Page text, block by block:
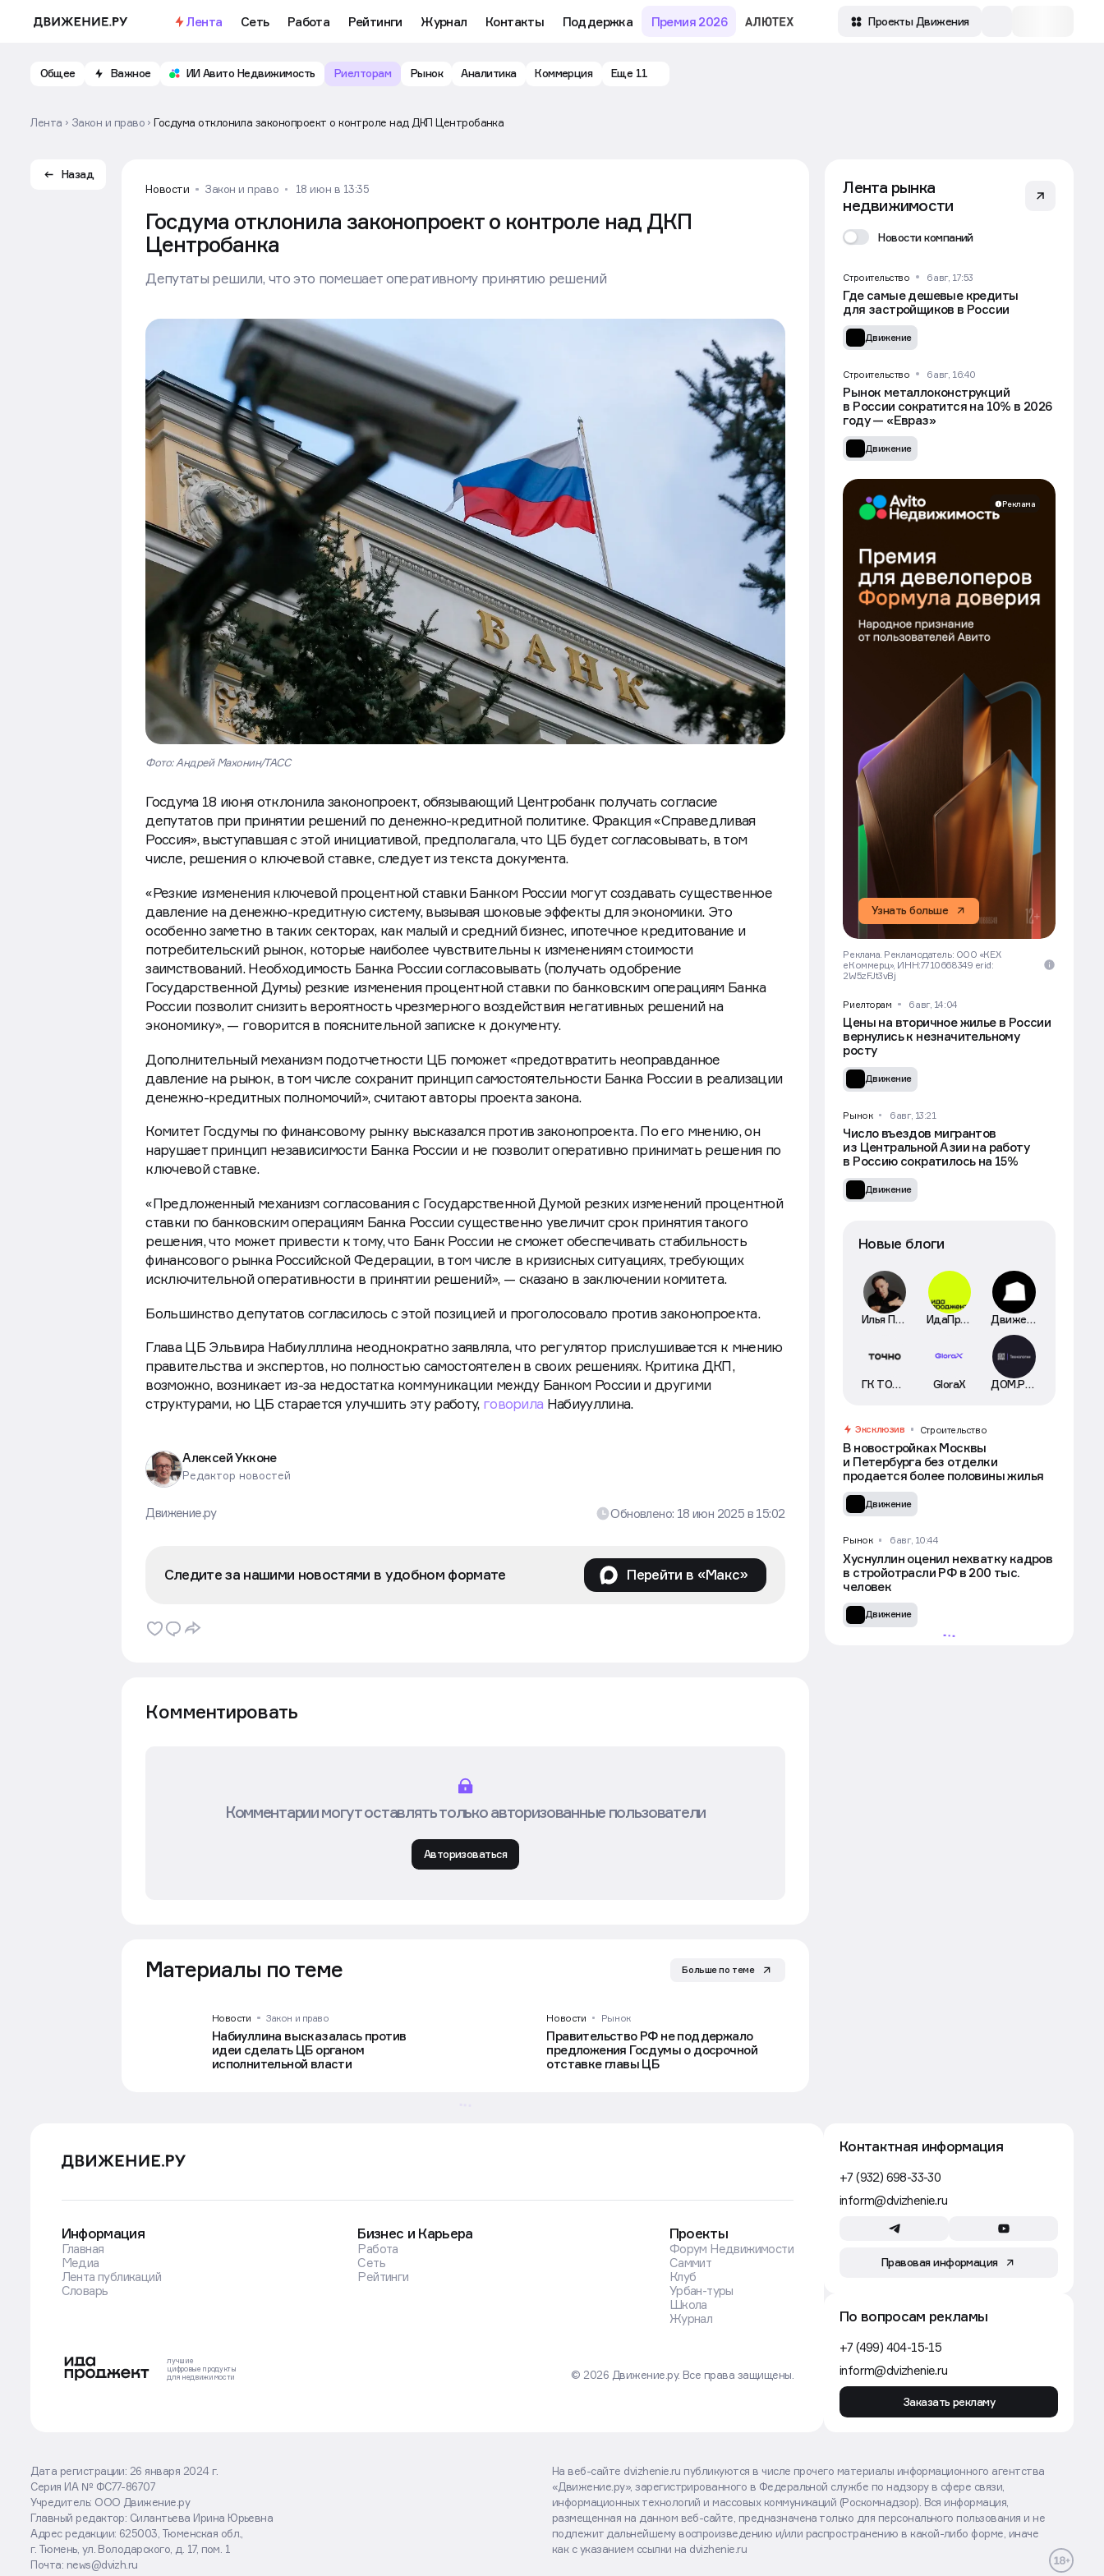
Лента Сеть Работа Рейтинги Журнал Контакты Поддержка Премия 2026 Проекты Движения
Общее Важное ИИ Авито Недвижимость Риелторам Рынок Аналитика Коммерция Еще 11
Лента Закон и право Госдума отклонила законопроект о контроле над ДКП Центробанка
Назад
Новости
Закон и право 18 июн в 13:35
Госдума отклонила законопроект о контроле над ДКП
Центробанка
Депутаты решили, что это помешает оперативному принятию решений
Фото: Андрей Махонин/ТАСС
Госдума 18 июня отклонила законопроект, обязывающий Центробанк получать согласие
депутатов при принятии решений по денежно-кредитной политике. Фракция «Справедливая
Россия», выступавшая с этой инициативой, предполагала, что ЦБ будет согласовывать, в том
числе, решения о ключевой ставке, следует из текста документа.
«Резкие изменения ключевой процентной ставки Банком России могут создавать существенное
давление на денежно-кредитную систему, вызывая шоковые эффекты для экономики. Это
особенно заметно в таких секторах, как малый и средний бизнес, ипотечное кредитование и
потребительский рынок, которые наиболее чувствительны к изменениям стоимости
заимствований. Необходимость Банка России согласовывать (получать одобрение
Государственной Думы) резкие изменения процентной ставки по банковским операциям Банка
России позволит снизить вероятность чрезмерного воздействия негативных решений на
экономику», — говорится в пояснительной записке к документу.
Дополнительный механизм подотчетности ЦБ поможет «предотвратить неоправданное
давление на рынок, в том числе сохранит принцип самостоятельности Банка России в реализации
денежно-кредитных полномочий», считают авторы проекта закона.
Комитет Госдумы по финансовому рынку высказался против законопроекта. По его мнению, он
нарушает принцип независимости Банка России и не позволит оперативно принимать решения по
ключевой ставке.
«Предложенный механизм согласования с Государственной Думой резких изменений процентной
ставки по банковским операциям Банка России существенно увеличит срок принятия такого
решения, что может привести к тому, что Банк России не сможет обеспечивать стабильность
финансового рынка Российской Федерации, в том числе в кризисных ситуациях, требующих
исключительной оперативности в принятии решений», — сказано в заключении комитета.
Большинство депутатов согласилось с этой позицией и проголосовало против законопроекта.
Глава ЦБ Эльвира Набиулллина неоднократно заявляла, что регулятор прислушивается к мнению
правительства и экспертов, но полностью самостоятелен в своих решениях. Критика ДКП,
возможно, возникает из-за недостатка коммуникации между Банком России и другими
структурами, но ЦБ старается улучшить эту работу, говорила Набиууллина.
Алексей Укконе
Редактор новостей
Движение.ру Обновлено: 18 июн 2025 в 15:02
Следите за нашими новостями в удобном формате Перейти в «Макс»
Комментировать
Комментарии могут оставлять только авторизованные пользователи
Авторизоваться
Материалы по теме Больше по теме
Новости Закон и право
Набиуллина высказалась против
идеи сделать ЦБ органом
исполнительной власти
Новости Рынок
Правительство РФ не поддержало
предложения Госдумы о досрочной
отставке главы ЦБ
Лента рынка
недвижимости
Новости компаний
Строительство 6 авг, 17:53
Где самые дешевые кредиты
для застройщиков в России
Движение
Строительство 6 авг, 16:40
Рынок металлоконструкций
в России сократится на 10% в 2026
году — «Евраз»
Движение
Реклама
Узнать больше
Реклама. Рекламодатель: ООО «КЕХ
еКоммерц», ИНН:7710668349 erid:
2W5zFJt3vBj
Риелторам 6 авг, 14:04
Цены на вторичное жилье в России
вернулись к незначительному
росту
Движение
Рынок 6 авг, 13:21
Число въездов мигрантов
из Центральной Азии на работу
в Россию сократилось на 15%
Движение
Новые блоги
Илья Пискулин ИдаПроджект Движение
ГК ТОЧНО GloraX ДОМ.РФ Технологии
Эксклюзив Строительство
В новостройках Москвы
и Петербурга без отделки
продается более половины жилья
Движение
Рынок 6 авг, 10:44
Хуснуллин оценил нехватку кадров
в стройотрасли РФ в 200 тыс.
человек
Движение
Строительство 5 авг, 16:30
выдачу разрешения на стройку
Строительство 5 авг, 14:24
компанию и открыл собственное
агентство
Движение
в крупные форматы
Оставаясь на сайте, вы соглашаетесь
с использованием cookies
Хорошо